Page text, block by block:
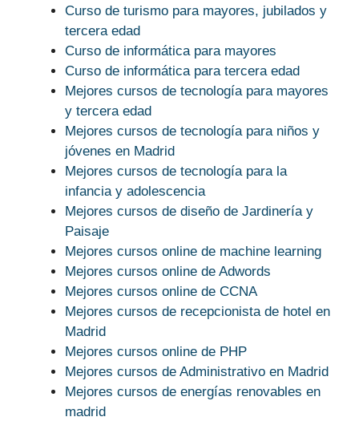
Curso de turismo para mayores, jubilados y
tercera edad
Curso de informática para mayores
Curso de informática para tercera edad
Mejores cursos de tecnología para mayores
y tercera edad
Mejores cursos de tecnología para niños y
jóvenes en Madrid
Mejores cursos de tecnología para la
infancia y adolescencia
Mejores cursos de diseño de Jardinería y
Paisaje
Mejores cursos online de machine learning
Mejores cursos online de Adwords
Mejores cursos online de CCNA
Mejores cursos de recepcionista de hotel en
Madrid
Mejores cursos online de PHP
Mejores cursos de Administrativo en Madrid
Mejores cursos de energías renovables en
madrid